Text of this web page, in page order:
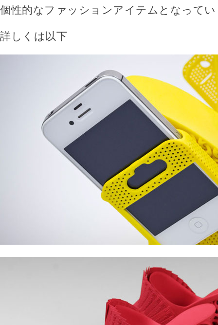
個性的なファッションアイテムとなって
詳しくは以下